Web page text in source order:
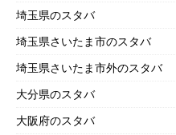
埼玉県のスタバ
埼玉県さいたま市のスタバ
埼玉県さいたま市外のスタバ
大分県のスタバ
大阪府のスタバ